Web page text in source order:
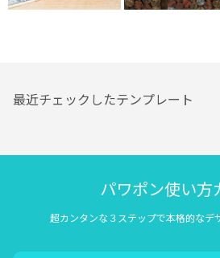
最近チェックしたテンプレート
パワポン使い方
超カンタンな３ステップで本格的なデ